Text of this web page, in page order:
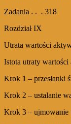
Zadania . . . 318
Rozdział IX
Utrata wartości
Istota utraty
Krok 1 – przesłanki
Krok 2 – ustalanie
Krok 3 – ujmowanie